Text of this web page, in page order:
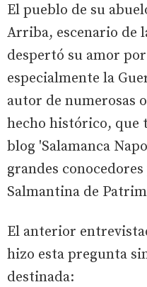
El pueblo de su
Arriba, escenario de
despertó su amor
especialmente la
autor de numerosas
hecho histórico, que
blog 'Salamanca
grandes
Salmantina de
El anterior
hizo esta pregunta
destinada: